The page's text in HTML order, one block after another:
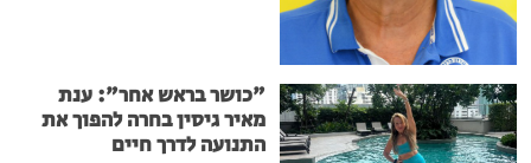
"כושר בראש אחר": ענת
מאיר גיסין בחרה להפוך את
התנועה לדרך חיים